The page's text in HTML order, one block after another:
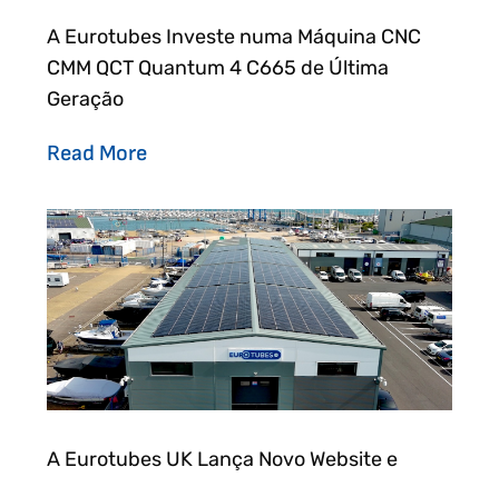
A Eurotubes Investe numa Máquina CNC
CMM QCT Quantum 4 C665 de Última
Geração
Read More
A Eurotubes UK Lança Novo Website e